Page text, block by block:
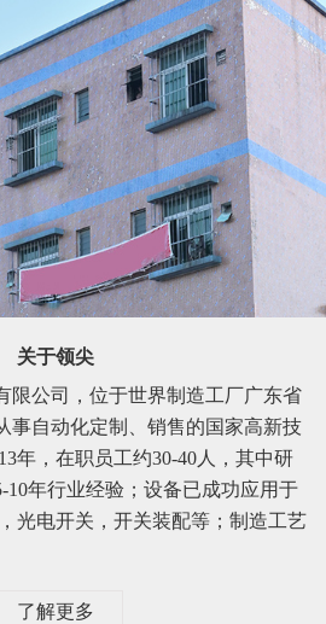
关于领尖
限公司，位于世界制造工厂广东省
事自动化定制、销售的国家高新技
年，在职员工约30-40人，其中研
10年行业经验；设备已成功应用于
光电开关，开关装配等；制造工艺
了解更多